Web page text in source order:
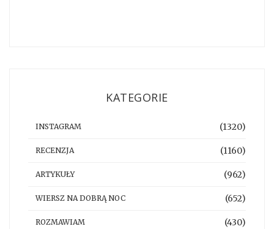
KATEGORIE
INSTAGRAM (1320)
RECENZJA (1160)
ARTYKUŁY (962)
WIERSZ NA DOBRĄ NOC (652)
ROZMAWIAM (430)